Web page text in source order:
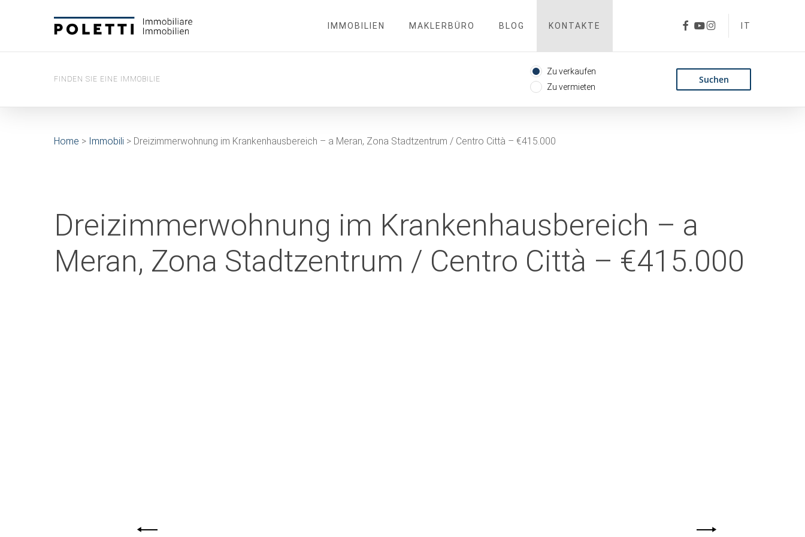
content
IMMOBILIEN MAKLERBÜRO BLOG KONTAKTE FACEBOOK
YOUTUBE
INSTAGRAM
IT
FINDEN SIE EINE IMMOBILIE
Zu verkaufen
Zu vermieten
Home > Immobili > Dreizimmerwohnung im Krankenhausbereich – a Meran, Zona Stadtzentrum / Centro Città – €415.000
Dreizimmerwohnung im Krankenhausbereich – a
Meran, Zona Stadtzentrum / Centro Città – €415.000